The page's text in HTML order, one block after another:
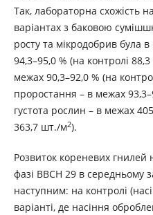
Так, лабораторна схожість
варіантах з баковою
росту та мікродобрив була
94,3–95,0 % (на контролі
межах 90,3–92,0 % (на
проростання – в межах
густота рослин – в межах
363,7 шт./м2).
Розвиток кореневих
фазі BBCH 29 в середньому
наступним: на контролі
варіанті, де насіння